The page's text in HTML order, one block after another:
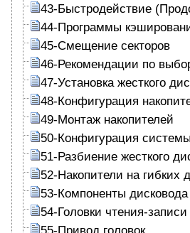
43-Быстродействие
44-Программы
45-Смещение секторов
46-Рекомендации по
47-Установка жесткого
48-Конфигурация
49-Монтаж накопителей
50-Конфигурация
51-Разбиение жесткого
52-Накопители на гибких
53-Компоненты дисковода
54-Головки чтения-записи
55-Привод головок